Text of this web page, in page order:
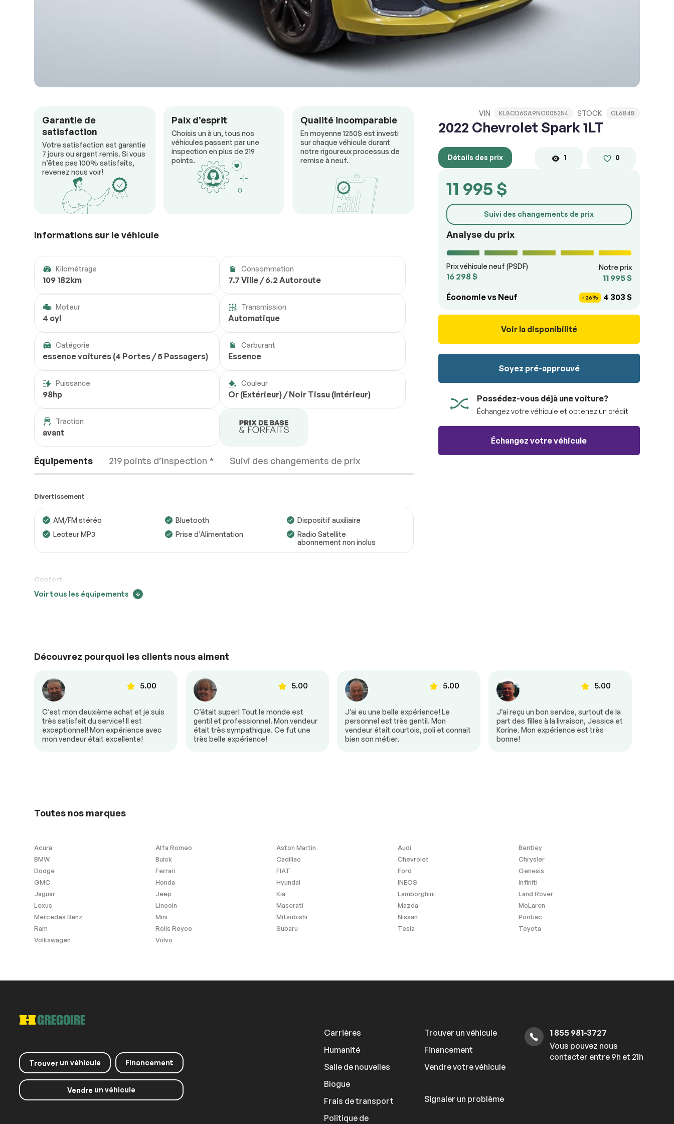
STOCK CL6848
VIN KL8CD6SA9NC005254
2022 Chevrolet Spark 1LT
Détails des prix 0
1
11 995 $
Suivi des changements de prix
Analyse du prix
Prix véhicule neuf (PSDF)
16 298 $
Notre prix
11 995 $
Économie vs Neuf
- 26% 4 303 $
Voir la disponibilité
Soyez pré-approuvé
Possédez-vous déjà une voiture?
Échangez votre véhicule et obtenez un crédit
Échangez votre véhicule
Garantie de
satisfaction
Votre satisfaction est garantie
7 jours ou argent remis. Si vous
n’êtes pas 100% satisfaits,
revenez nous voir!
Paix d’esprit
Choisis un à un, tous nos
véhicules passent par une
inspection en plus de 219
points.
Qualité incomparable
En moyenne 1250$ est investi
sur chaque véhicule durant
notre rigoureux processus de
remise à neuf.
Informations sur le véhicule
Kilométrage
109 182km
Consommation
7.7 Ville / 6.2 Autoroute
Moteur
4 cyl
Transmission
Automatique
Catégorie
essence voitures (4 Portes / 5 Passagers)
Carburant
Essence
Puissance
98hp
Couleur
Or (Extérieur) / Noir Tissu (Intérieur)
Traction
avant
Équipements 219 points d’inspection * Suivi des changements de prix
Moteur Conforme
Système électrique
Accessoires
Conforme
Divertissement
AM/FM stéréo Bluetooth
Dispositif auxiliaire
Lecteur MP3
Prise d’Alimentation
Radio Satellite
abonnement non inclus
Confort
Sécurité
Antipatinage Freins ABS
Extra
Voir tous les équipements
13330
12660
Découvrez pourquoi les clients nous aiment
5.00
C’est mon deuxième achat et je suis
très satisfait du service! Il est
exceptionnel! Mon expérience avec
mon vendeur était excellente!
5.00
C’était super! Tout le monde est
gentil et professionnel. Mon vendeur
était très sympathique. Ce fut une
très belle expérience!
5.00
J’ai eu une belle expérience! Le
personnel est très gentil. Mon
vendeur était courtois, poli et connait
bien son métier.
5.00
J’ai reçu un bon service, surtout de la
part des filles à la livraison, Jessica et
Korine. Mon expérience est très
bonne!
Toutes nos marques
Acura Alfa Romeo Aston Martin Audi
Bentley
BMW
Buick Cadillac Chevrolet
Chrysler
Dodge
Ferrari FIAT Ford
Genesis
GMC
Honda Hyundai INEOS
Infiniti
Jaguar
Jeep Kia Lamborghini
Land Rover
Lexus
Lincoln Maserati Mazda
McLaren
Mercedes Benz
Mini Mitsubishi Nissan
Pontiac
Ram
Rolls Royce Subaru Tesla
Toyota
Volkswagen
Volvo
RÉSERVER
Trouver un véhicule Financement
Vendre un véhicule
Carrières
Humanité
Salle de nouvelles
Blogue
Frais de transport
Politique de
Trouver un véhicule
Financement
Vendre votre véhicule
Signaler un problème
1 855 981-3727
Vous pouvez nous
contacter entre 9h et 21h